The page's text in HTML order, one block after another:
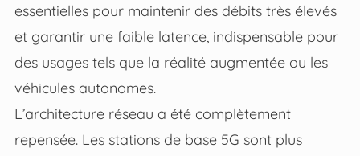
essentielles pour maintenir des débits très élevés
et garantir une faible latence, indispensable pour
des usages tels que la réalité augmentée ou les
véhicules autonomes.
L’architecture réseau a été complètement
repensée. Les stations de base 5G sont plus